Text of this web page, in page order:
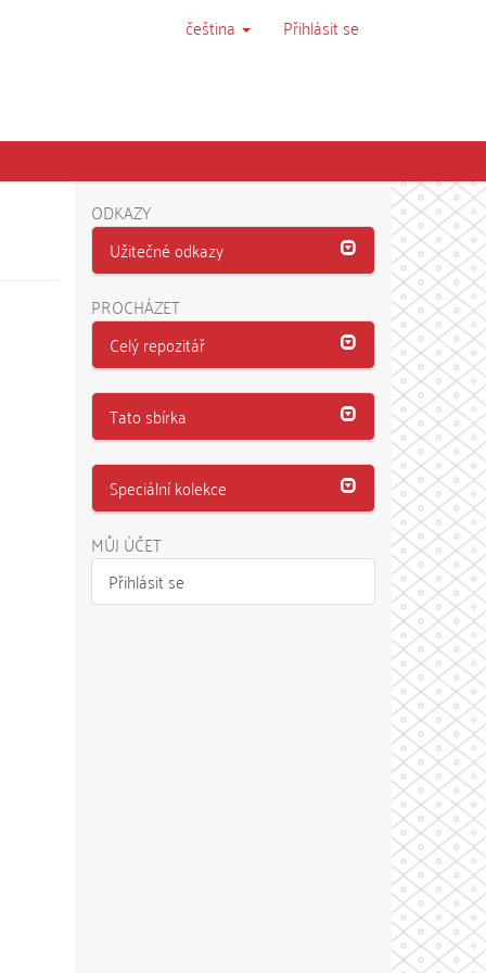
čeština Přihlásit se
ODKAZY
Užitečné odkazy
PROCHÁZET
Celý repozitář
Tato sbírka
Speciální kolekce
MŮJ ÚČET
Přihlásit se